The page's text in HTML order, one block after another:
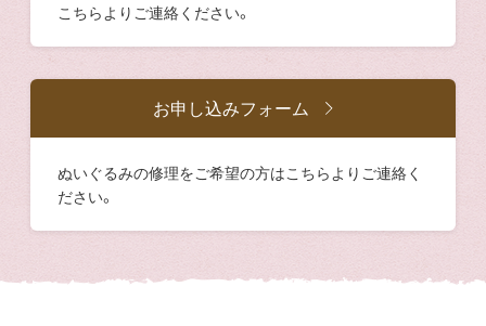
こちらよりご連絡ください。
お申し込みフォーム
ぬいぐるみの修理をご希望の方はこちらよりご連絡く
ださい。